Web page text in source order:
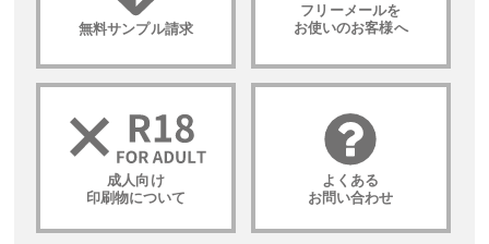
無料サンプル請求
フリーメールを
お使いのお客様へ
成人向け
印刷物について
よくある
お問い合わせ